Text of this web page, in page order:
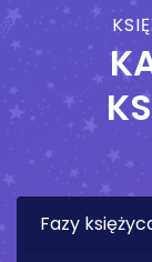
Fazy